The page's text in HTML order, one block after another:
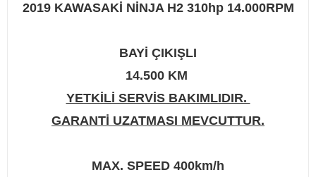
2019 KAWASAKİ NİNJA H2 310hp 14.000RPM
BAYİ ÇIKIŞLI
14.500 KM
YETKİLİ SERVİS BAKIMLIDIR.
GARANTİ UZATMASI MEVCUTTUR.
MAX. SPEED 400km/h